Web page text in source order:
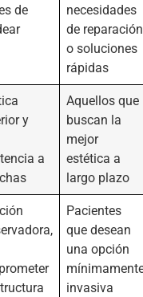
de
necesidades
de reparación
o soluciones
rápidas
y
a
Aquellos que
buscan la
mejor
estética a
largo plazo
Pacientes
que desean
una opción
invasiva